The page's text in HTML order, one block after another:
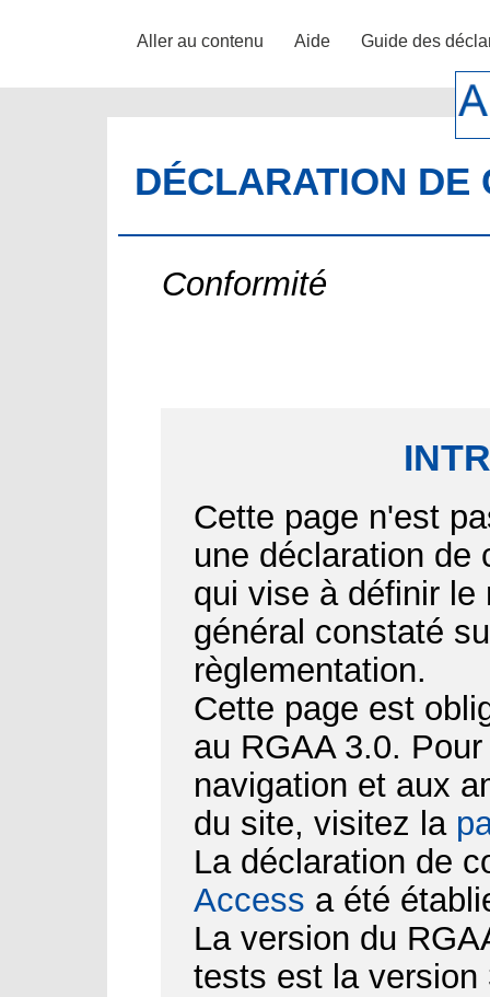
Aller au contenu Aide Guide des
DÉCLARATION DE
Conformité
Cette page n'est
une déclaration de
qui vise à définir
général constaté
règlementation.
Cette page est
au RGAA 3.0.
navigation et aux
du site, visitez la
La déclaration de
Access a été
La version du
tests est la version